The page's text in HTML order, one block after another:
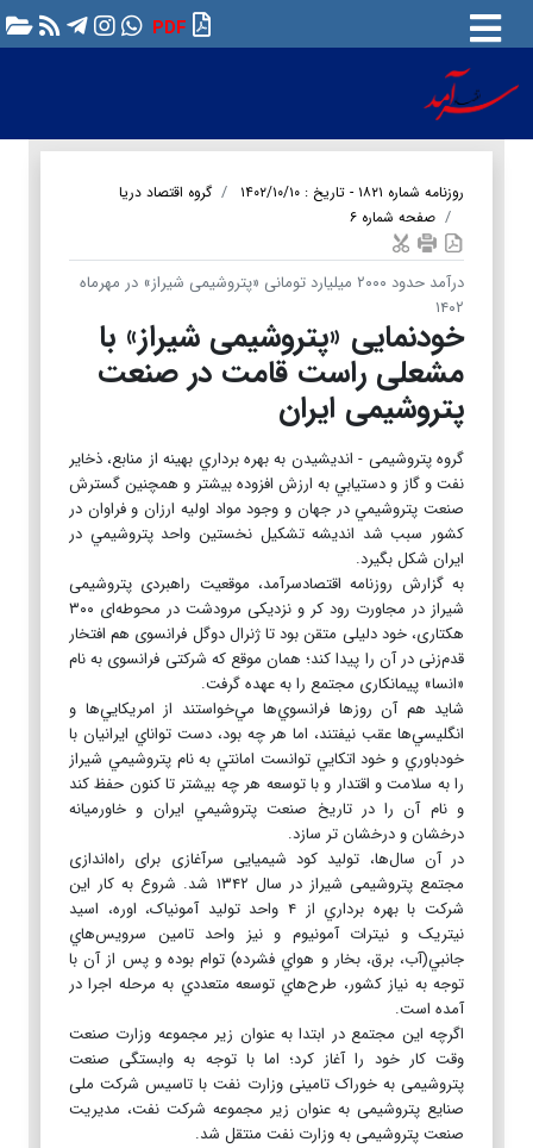
PDF
روزنامه شماره ۱۸۲۱ - تاریخ : ۱۴۰۲/۱۰/۱۰
گروه اقتصاد دریا
صفحه شماره ۶
درآمد حدود ۲۰۰۰ میلیارد تومانی «پتروشیمی شیراز» در مهرماه
۱۴۰۲
خودنمایی «پتروشیمی شیراز» با
مشعلی راست قامت در صنعت
پتروشیمی ایران
گروه پتروشیمی - انديشیدن به بهره برداري بهينه از منابع، ذخاير
نفت و گاز و دستيابي به ارزش افزوده بيشتر و همچنين گسترش
صنعت پتروشيمي در جهان و وجود مواد اوليه ارزان و فراوان در
کشور سبب شد انديشه تشکيل نخستين واحد پتروشيمي در
ايران شکل بگيرد.
به گزارش روزنامه اقتصادسرآمد، موقعیت راهبردی پتروشیمی
شیراز در مجاورت رود کر و‌ نزدیکی مرودشت در محوطه‌ای ۳۰۰
هکتاری، خود دلیلی متقن بود تا ژنرال دوگل فرانسوی هم افتخار
قدم‌زنی در آن را پیدا کند؛ همان موقع که شرکتی فرانسوی به نام
«انسا» پیمانکاری مجتمع را به عهده گرفت.
شايد هم آن روزها فرانسوي‌ها مي‌خواستند از امريکايي‌ها و
انگليسي‌ها عقب نيفتند، اما هر چه بود، دست تواناي ايرانيان با
خودباوري و خود اتکايي توانست امانتي به نام پتروشيمي شيراز
را به سلامت و اقتدار و با توسعه هر چه بيشتر تا کنون حفظ کند
و نام آن را در تاريخ صنعت پتروشيمي ايران و خاورميانه
درخشان و درخشان تر سازد.
در آن سال‌ها، تولید کود شیمیایی سرآغازی برای راه‌اندازی
مجتمع پتروشیمی شیراز در سال ۱۳۴۲ شد. شروع به کار این
شركت با بهره برداري از ۴ واحد توليد آمونياک، اوره، اسيد
نيتريک و نيترات آمونيوم و نيز واحد تامين سرويس‌هاي
جانبي(آب، برق، بخار و هواي فشرده) توام بوده و پس از آن با
توجه به نياز کشور، طرح‌هاي توسعه متعددي به مرحله اجرا در
آمده است.
اگرچه این مجتمع در ابتدا به عنوان زیر مجموعه وزارت صنعت
وقت کار خود را آغاز کرد؛ اما با توجه به وابستگی صنعت
پتروشیمی به خوراک تامینی وزارت نفت با تاسیس شرکت ملی
صنایع پتروشیمی به عنوان زیر مجموعه شرکت نفت، مدیریت
صنعت پتروشیمی به وزارت نفت منتقل شد.